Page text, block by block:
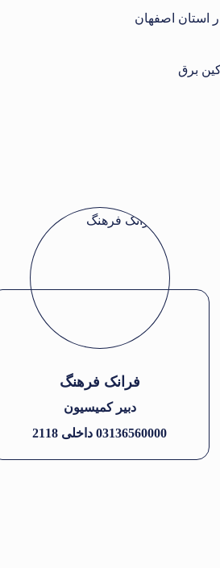
فرانک فرهنگ
دبیر کمیسیون
03136560000 داخلی 2118